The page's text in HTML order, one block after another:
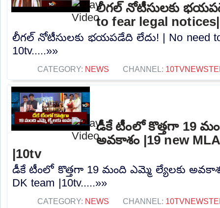
లీగల్ నోటీసులకు
to fear legal
లీగల్ నోటీసులకు భయపడేది లేదు! | No need to
10tv.....»»
CATEGORY: NEWS CHANNEL:
డీకే టీంలో కొత్తగా 19
అవకాశం |19 new
|10tv
డీకే టీంలో కొత్తగా 19 మంది ఎమ్మె ల్యేలకు
DK team |10tv.....»»
CATEGORY: NEWS CHANNEL: